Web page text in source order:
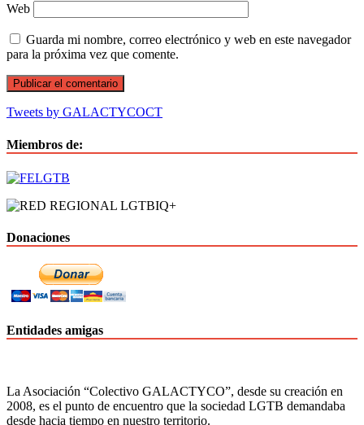
Web
Guarda mi nombre, correo electrónico y web en este navegador
para la próxima vez que comente.
Tweets by GALACTYCOCT
Miembros de:
Donaciones
Entidades amigas
La Asociación “Colectivo GALACTYCO”, desde su creación en
2008, es el punto de encuentro que la sociedad LGTB demandaba
desde hacia tiempo en nuestro territorio.